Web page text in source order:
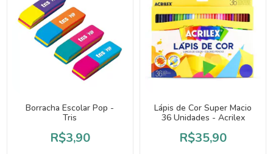
Borracha Escolar Pop -
Tris
R$3,90
Lápis de Cor Super Macio
36 Unidades - Acrilex
R$35,90